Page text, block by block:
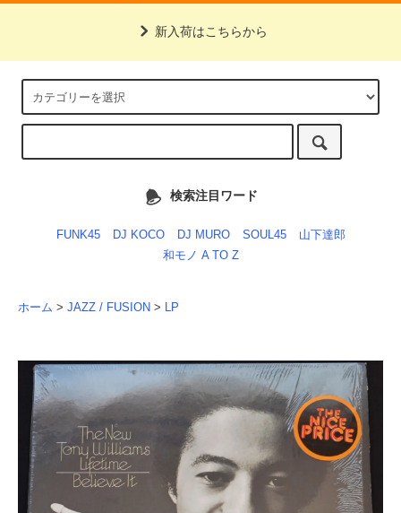
新入荷はこちらから
検索注目ワード
FUNK45 DJ KOCO DJ MURO SOUL45
山下達郎
和モノ A TO Z
ホーム > JAZZ / FUSION > LP